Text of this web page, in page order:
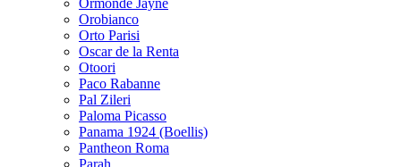
Ormonde Jayne
Orobianco
Orto Parisi
Oscar de la Renta
Otoori
Paco Rabanne
Pal Zileri
Paloma Picasso
Panama 1924 (Boellis)
Pantheon Roma
Parah